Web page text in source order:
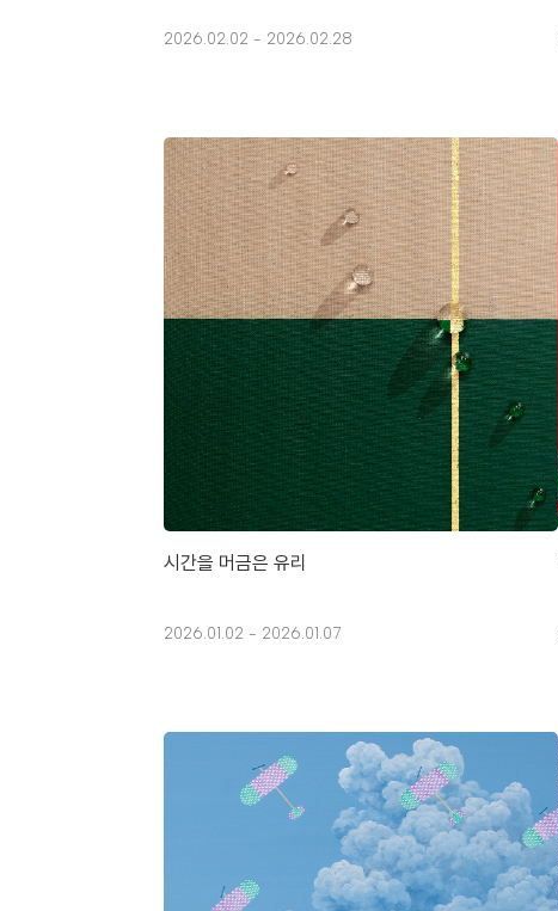
2026.02.02 - 2026.02.28
시간을 머금은 유리
2026.01.02 - 2026.01.07